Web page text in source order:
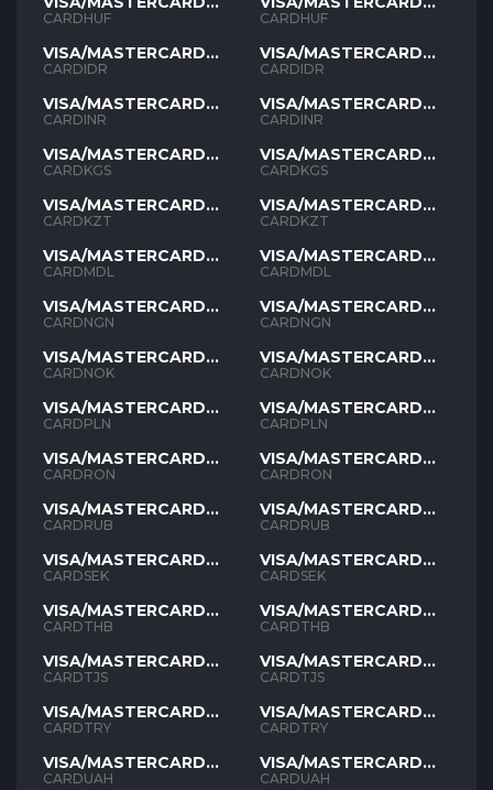
HUF
CARDHUF
VISA/MASTERCARD
IDR
CARDIDR
VISA/MASTERCARD
INR
CARDINR
VISA/MASTERCARD
KGS
CARDKGS
VISA/MASTERCARD
KZT
CARDKZT
VISA/MASTERCARD
MDL
CARDMDL
VISA/MASTERCARD
NGN
CARDNGN
VISA/MASTERCARD
NOK
CARDNOK
VISA/MASTERCARD
PLN
CARDPLN
VISA/MASTERCARD
RON
CARDRON
VISA/MASTERCARD
RUB
CARDRUB
VISA/MASTERCARD
SEK
CARDSEK
VISA/MASTERCARD
THB
CARDTHB
VISA/MASTERCARD
TJS
CARDTJS
VISA/MASTERCARD
TYR
CARDTRY
VISA/MASTERCARD
UAH
CARDUAH
HUF
CARDHUF
VISA/MASTERCARD
IDR
CARDIDR
VISA/MASTERCARD
INR
CARDINR
VISA/MASTERCARD
KGS
CARDKGS
VISA/MASTERCARD
KZT
CARDKZT
VISA/MASTERCARD
MDL
CARDMDL
VISA/MASTERCARD
NGN
CARDNGN
VISA/MASTERCARD
NOK
CARDNOK
VISA/MASTERCARD
PLN
CARDPLN
VISA/MASTERCARD
RON
CARDRON
VISA/MASTERCARD
RUB
CARDRUB
VISA/MASTERCARD
SEK
CARDSEK
VISA/MASTERCARD
THB
CARDTHB
VISA/MASTERCARD
TJS
CARDTJS
VISA/MASTERCARD
TYR
CARDTRY
VISA/MASTERCARD
UAH
CARDUAH